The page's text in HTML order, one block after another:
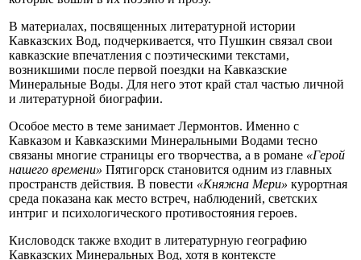
В материалах, посвященных литературной истории
Кавказских Вод, подчеркивается, что Пушкин связал свои
кавказские впечатления с поэтическими текстами,
возникшими после первой поездки на Кавказские
Минеральные Воды. Для него этот край стал частью личной
и литературной биографии.
Особое место в теме занимает Лермонтов. Именно с
Кавказом и Кавказскими Минеральными Водами тесно
связаны многие страницы его творчества, а в романе «Герой
нашего времени» Пятигорск становится одним из главных
пространств действия. В повести «Княжна Мери» курортная
среда показана как место встреч, наблюдений, светских
интриг и психологического противостояния героев.
Кисловодск также входит в литературную географию
Кавказских Минеральных Вод, хотя в контексте